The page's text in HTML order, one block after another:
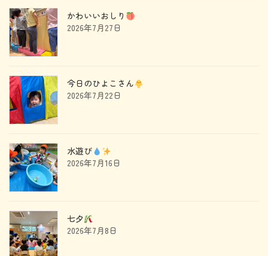
かわいいおしり
2026年7月27日
今日のひよこさん
2026年7月22日
水遊び
2026年7月16日
七夕
2026年7月8日